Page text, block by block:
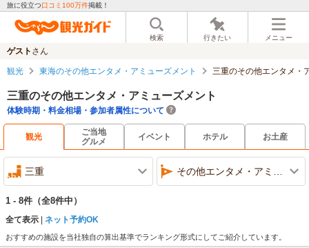
旅に役立つ口コミ100万件掲載！
検索 行きたい メニュー
ゲスト さん
観光 東海のその他エンタメ・アミューズメント 三重のその他エンタメ・
三重のその他エンタメ・アミューズメント
体験時期・料金相場・参加者属性について
観光
ご当地
グルメ
イベント ホテル お土産
三重 その他エンタメ・アミューズメント
1 - 8件 （全8件中）
全て表示 ネット予約OK
おすすめの施設を当社独自の算出基準でランキング形式にしてご紹介しています。